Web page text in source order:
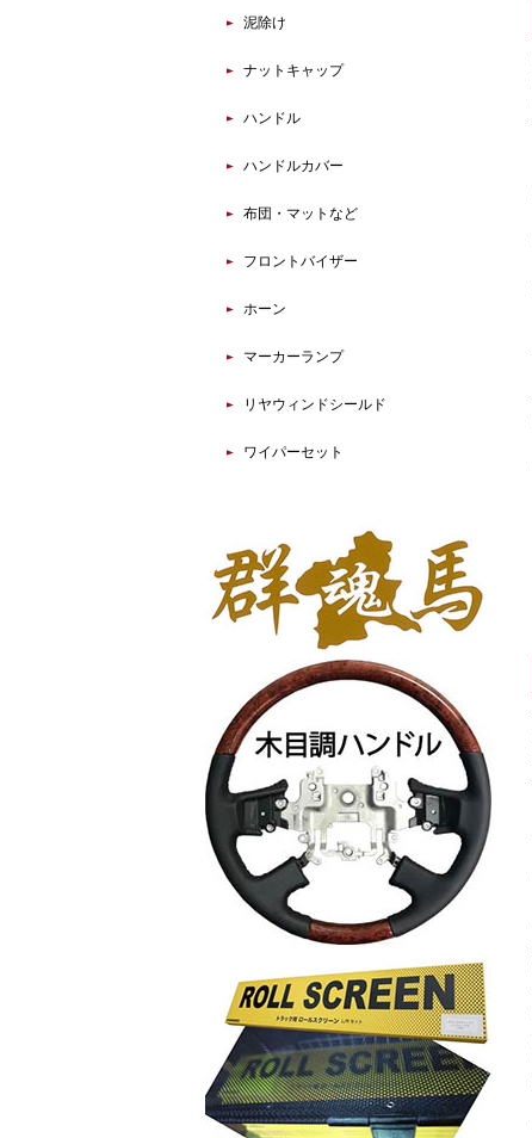
泥除け
ナットキャップ
ハンドル
ハンドルカバー
布団・マットなど
フロントバイザー
ホーン
マーカーランプ
リヤウィンドシールド
ワイパーセット